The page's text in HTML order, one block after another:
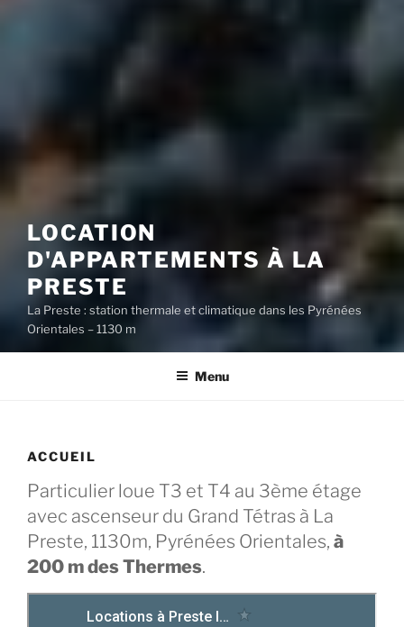
LOCATION
D'APPARTEMENTS À LA
PRESTE
La Preste : station thermale et climatique dans les Pyrénées
Orientales – 1130 m
Menu
ACCUEIL
Particulier loue T3 et T4 au 3ème étage
avec ascenseur du Grand Tétras à La
Preste, 1130m, Pyrénées Orientales, à
200 m des Thermes.